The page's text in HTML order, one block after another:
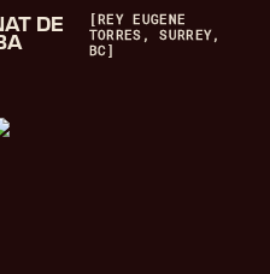
DE
[REY EUGENE
TORRES, SURREY,
BC]